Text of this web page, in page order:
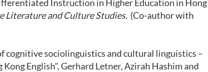
Instruction in Higher Education in Hong
Literature and Culture Studies. (Co-author with
cognitive sociolinguistics and cultural linguistics –
English", Gerhard Letner, Azirah Hashim and